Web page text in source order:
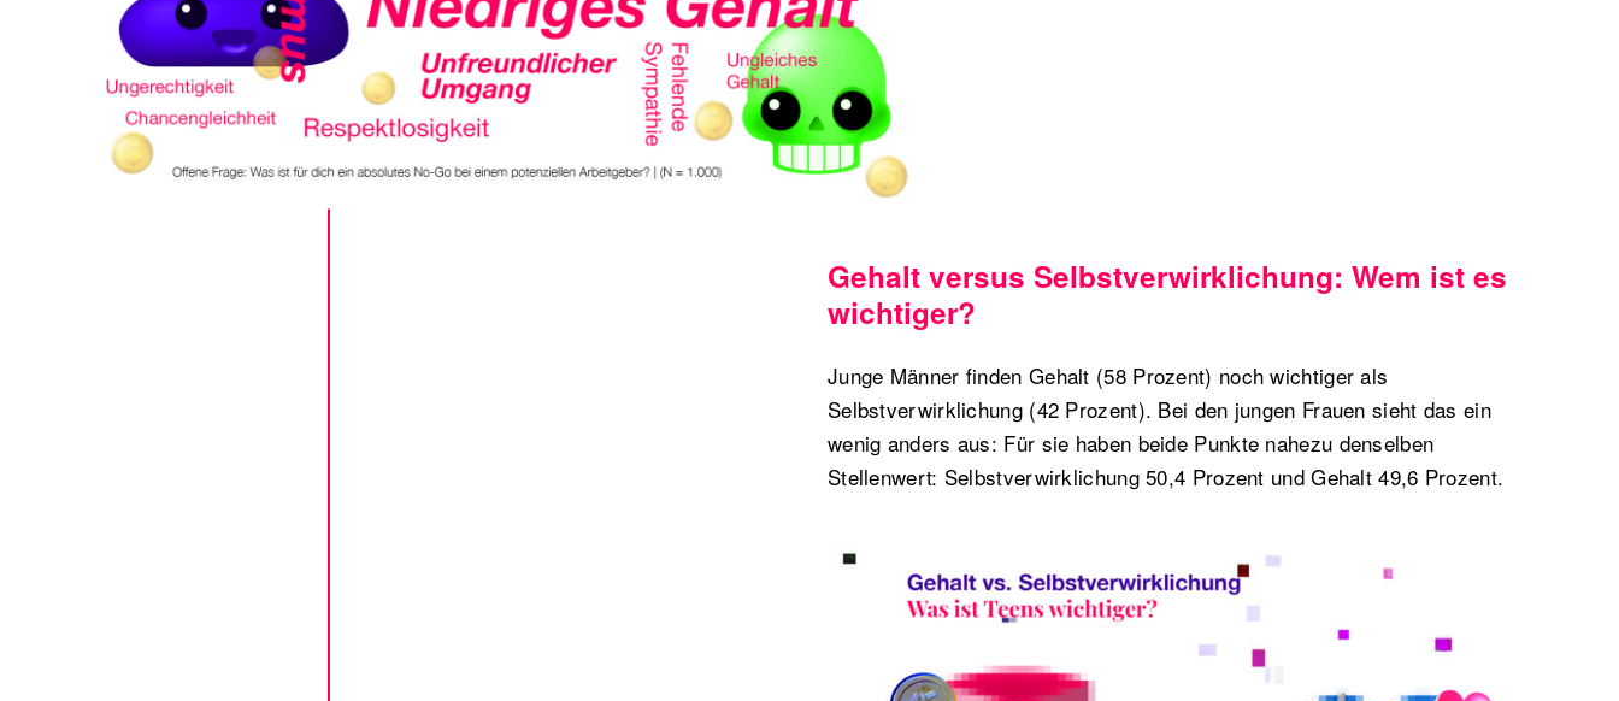
Gehalt versus Selbstverwirklichung: Wem ist es
wichtiger?
Junge Männer finden Gehalt (58 Prozent) noch wichtiger als
Selbstverwirklichung (42 Prozent). Bei den jungen Frauen sieht das ein
wenig anders aus: Für sie haben beide Punkte nahezu denselben
Stellenwert: Selbstverwirklichung 50,4 Prozent und Gehalt 49,6 Prozent.